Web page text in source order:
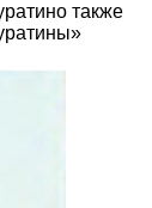
также